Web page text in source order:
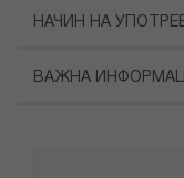
НАЧИН НА
ВАЖНА